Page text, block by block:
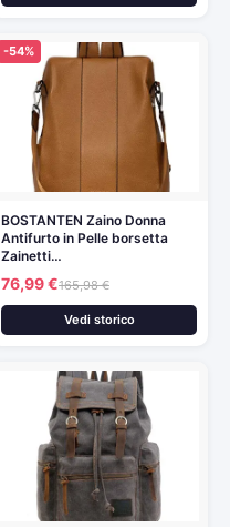
-54%
BOSTANTEN Zaino Donna
Antifurto in Pelle borsetta
Zainetti…
76,99 €165,98 €
Vedi storico